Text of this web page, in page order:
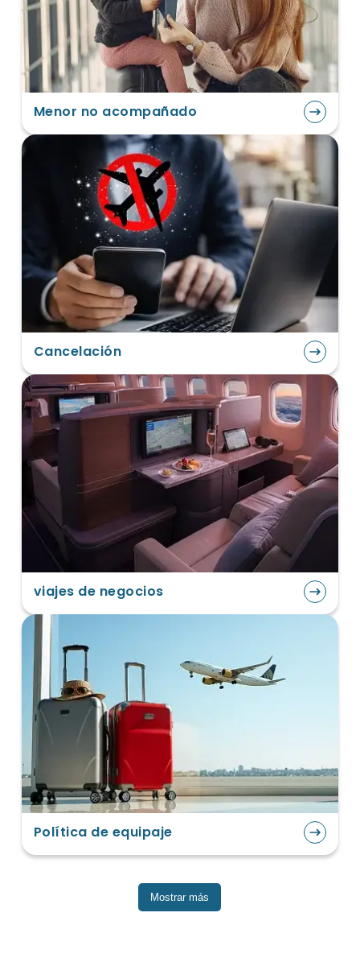
Menor no acompañado
Cancelación
viajes de negocios
Política de equipaje
Mostrar más